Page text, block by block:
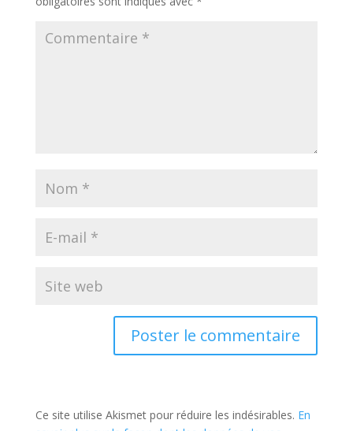
Ce site utilise Akismet pour réduire les indésirables. En